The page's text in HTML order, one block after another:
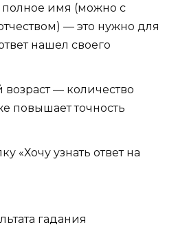
полное имя (можно с
— это нужно для
нашел своего
возраст — количество
повышает точность
«Хочу узнать ответ на
гадания